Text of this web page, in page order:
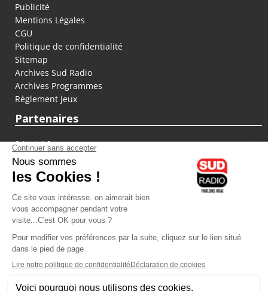
Publicité
Mentions Légales
CGU
Politique de confidentialité
Sitemap
Archives Sud Radio
Archives Programmes
Règlement jeux
Partenaires
fiducial.fr
lyoncapitale.fr
olympique-et-lyonnais.com
L'application Iphone / Android
Téléchargez l'application
Les cookies
Gestion des cookies